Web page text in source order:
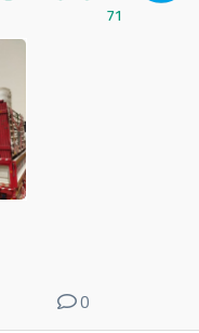
71
0